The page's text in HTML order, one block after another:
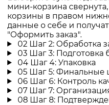
мини-корзина
корзины в правом
данные о себе и
"Оформить заказ".
02 Шаг 2: Обработка
03 Шаг 3: Подготовка
04 Шаг 4: Упаковка
05 Шаг 5: Финальные
06 Шаг 6: Контроль
07 Шаг 7:
08 Шаг 8: